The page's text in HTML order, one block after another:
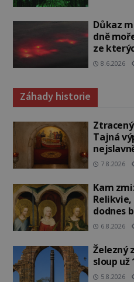
Důkaz
dně
ze
8.6.2026
Záhady historie
Tajná
7.8.2026
Kam
dodnes
6.8.2026
Železný
sloup už
5.8.2026